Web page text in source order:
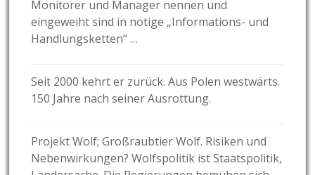
Monitorer und Manager nennen und
eingeweiht sind in nötige „Informations- und
Handlungsketten“ …
Seit 2000 kehrt er zurück. Aus Polen westwärts.
150 Jahre nach seiner Ausrottung.
Projekt Wolf; Großraubtier Wolf. Risiken und
Nebenwirkungen? Wolfspolitik ist Staatspolitik,